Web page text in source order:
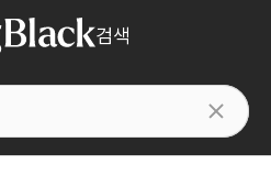
검색